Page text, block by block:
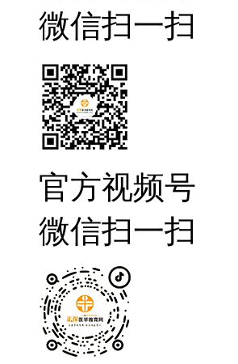
微信扫一扫
官方视频号
微信扫一扫